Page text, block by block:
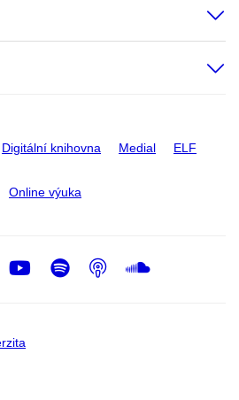
Digitální knihovna Medial ELF
Online výuka
Youtube
Spotify
Podcast